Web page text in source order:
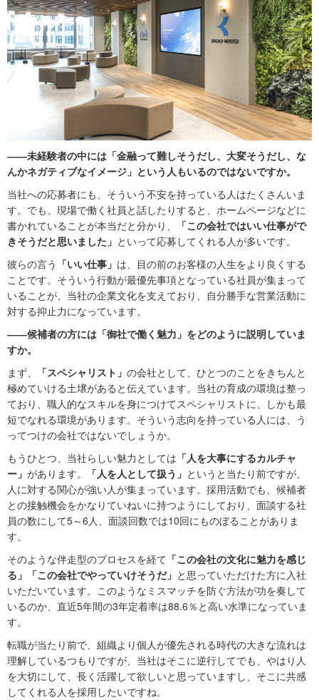
――未経験者の中には「金融って難しそうだし、大変そうだし、な
んかネガティブなイメージ」という人もいるのではないですか。
当社への応募者にも、そういう不安を持っている人はたくさんいま
す。でも、現場で働く社員と話したりすると、ホームページなどに
書かれていることが本当だと分かり、
「この会社ではいい仕事がで
きそうだと思いました」 といって応募してくれる人が多いです。
彼らの言う 「いい仕事」 は、目の前のお客様の人生をより良くする
ことです。そういう行動が最優先事項となっている社員が集まって
いることが、当社の企業文化を支えており、自分勝手な営業活動に
対する抑止力になっています。
――候補者の方には「御社で働く魅力」をどのように説明していま
すか。
まず、
「スペシャリスト」 の会社として、ひとつのことをきちんと
極めていける土壌があると伝えています。当社の育成の環境は整っ
ており、職人的なスキルを身につけてスペシャリストに、しかも最
短でなれる環境があります。そういう志向を持っている人には、う
ってつけの会社ではないでしょうか。
もうひとつ、当社らしい魅力としては 「人を大事にするカルチャ
ー」 があります。 「人を人として扱う」 というと当たり前ですが、
人に対する関心が強い人が集まっています。採用活動でも、候補者
との接触機会をかなりていねいに持つようにしており、面談する社
員の数にして5～6人、面談回数では10回にものぼることがありま
す。
そのような伴走型のプロセスを経て 「この会社の文化に魅力を感じ
る」「この会社でやっていけそうだ」 と思っていただけた方に入社
いただいています。このようなミスマッチを防ぐ方法が功を奏して
いるのか、直近5年間の3年定着率は88.6％と高い水準になっていま
す。
転職が当たり前で、組織より個人が優先される時代の大きな流れは
理解しているつもりですが、当社はそこに逆行してでも、やはり人
を大切にして、長く活躍して欲しいと思っていますし、そこに共感
してくれる人を採用したいですね。